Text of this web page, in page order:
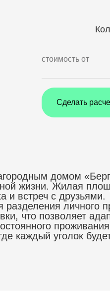
стоимость от
Сделать
домом
жизни. Жилая
и встреч с друзьями.
личного
что позволяет
каждый уголок